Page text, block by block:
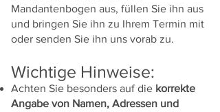
Mandantenbogen aus, füllen Sie ihn aus
und bringen Sie ihn zu Ihrem Termin mit
oder senden Sie ihn uns vorab zu.
Wichtige Hinweise:
Achten Sie besonders auf die korrekte
Angabe von Namen, Adressen und